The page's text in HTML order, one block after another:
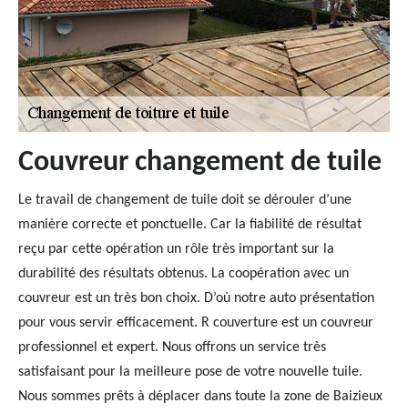
Couvreur changement de tuile
Le travail de changement de tuile doit se dérouler d’une
manière correcte et ponctuelle. Car la fiabilité de résultat
reçu par cette opération un rôle très important sur la
durabilité des résultats obtenus. La coopération avec un
couvreur est un très bon choix. D’où notre auto présentation
pour vous servir efficacement. R couverture est un couvreur
professionnel et expert. Nous offrons un service très
satisfaisant pour la meilleure pose de votre nouvelle tuile.
Nous sommes prêts à déplacer dans toute la zone de Baizieux